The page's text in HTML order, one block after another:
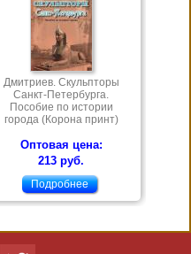
Дмитриев. Скульпторы
Санкт-Петербурга.
Пособие по истории
города (Корона принт)
Оптовая цена:
213 руб.
Подробнее